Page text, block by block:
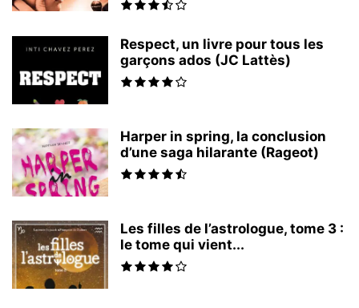
Respect, un livre pour tous les
garçons ados (JC Lattès)
Harper in spring, la conclusion
d’une saga hilarante (Rageot)
Les filles de l’astrologue, tome 3 :
le tome qui vient...